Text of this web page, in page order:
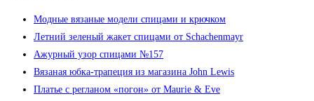
Модные вязаные модели спицами и крючком
Летний зеленый жакет спицами от Schachenmayr
Ажурный узор спицами №157
Вязаная юбка-трапеция из магазина John Lewis
Платье с регланом «погон» от Maurie & Eve